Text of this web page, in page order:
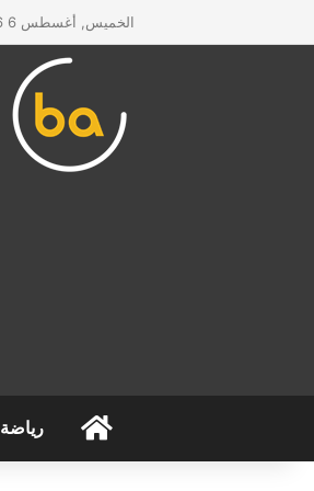
الخميس, أغسطس 6 2026
الرئيسيةرياضة